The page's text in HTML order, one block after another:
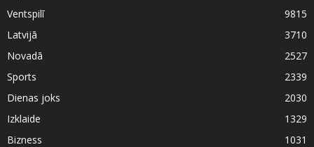
Ventspilī
9815
Latvijā
3710
Novadā
2527
Sports
2339
Dienas joks
2030
Izklaide
1329
Bizness
1031